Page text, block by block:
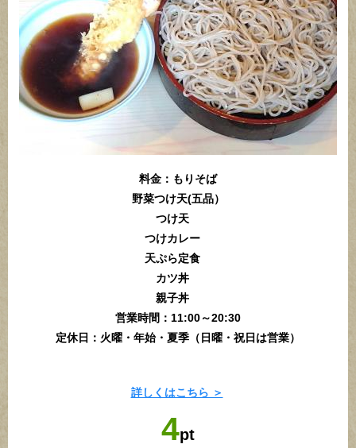
4pt
料金：もりそば
野菜つけ天(五品）
つけ天
つけカレー
天ぷら定食
カツ丼
親子丼
営業時間：11:00～20:30
定休日：火曜・年始・夏季（日曜・祝日は営業）
詳しくはこちら ＞